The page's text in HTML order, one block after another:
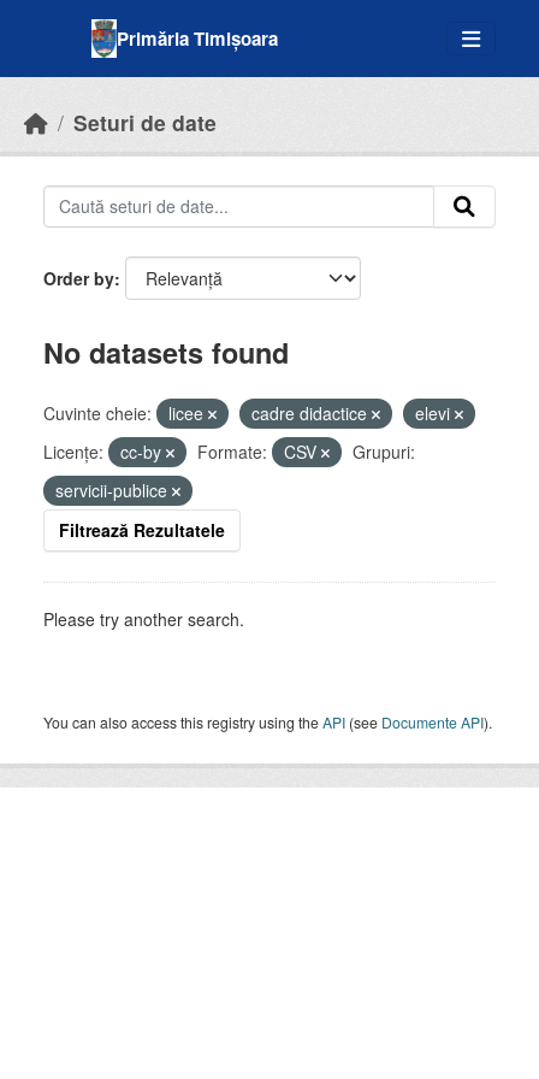
Primăria Timișoara
Seturi de date
Order by
No datasets found
Cuvinte cheie: licee cadre didactice
elevi
Licenţe:
cc-by Formate: CSV
Grupuri:
servicii-publice
Filtrează Rezultatele
Please try another search.
You can also access this registry using theAPI (see Documente API).